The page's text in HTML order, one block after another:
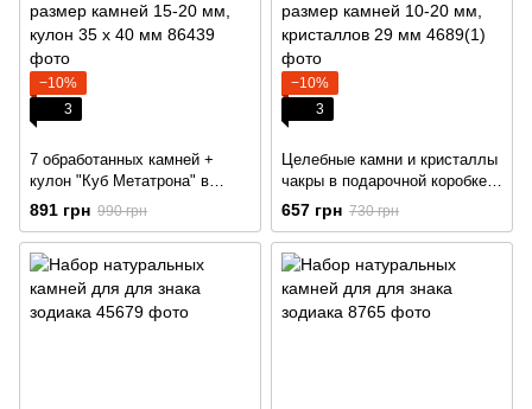
−10%
3
7 обработанных камней +
кулон "Куб Метатрона" в
подарочной упаковке, размер
камней 15-20 мм, кулон 35 х
40 мм
891 грн 990 грн
−10%
3
Целебные камни и кристаллы
чакры в подарочной коробке,
размер камней 10-20 мм,
кристаллов 29 мм
657 грн 730 грн